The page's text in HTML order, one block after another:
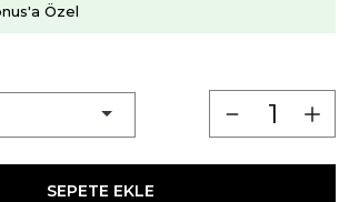
Özel
SEPETE EKLE